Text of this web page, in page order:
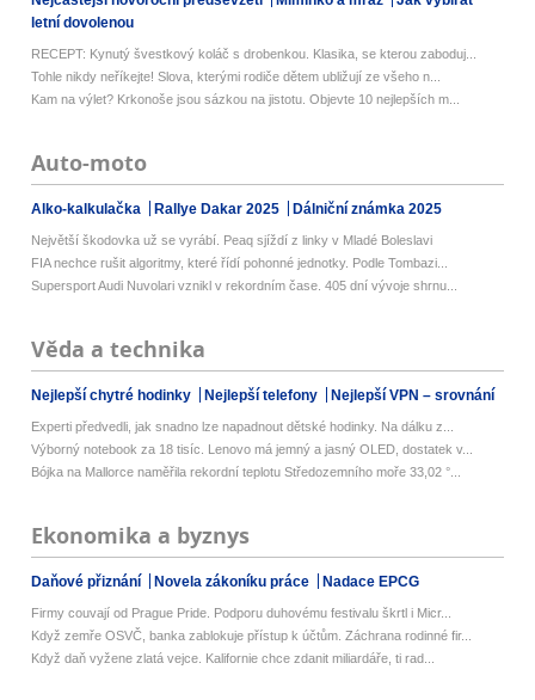
letní dovolenou
RECEPT: Kynutý švestkový koláč s drobenkou. Klasika, se kterou zaboduj...
Tohle nikdy neříkejte! Slova, kterými rodiče dětem ubližují ze všeho n...
Kam na výlet? Krkonoše jsou sázkou na jistotu. Objevte 10 nejlepších m...
Auto-moto
Alko-kalkulačka Rallye Dakar 2025 Dálniční známka 2025
Největší škodovka už se vyrábí. Peaq sjíždí z linky v Mladé Boleslavi
FIA nechce rušit algoritmy, které řídí pohonné jednotky. Podle Tombazi...
Supersport Audi Nuvolari vznikl v rekordním čase. 405 dní vývoje shrnu...
Věda a technika
Nejlepší chytré hodinky Nejlepší telefony Nejlepší VPN – srovnání
Experti předvedli, jak snadno lze napadnout dětské hodinky. Na dálku z...
Výborný notebook za 18 tisíc. Lenovo má jemný a jasný OLED, dostatek v...
Bójka na Mallorce naměřila rekordní teplotu Středozemního moře 33,02 °...
Ekonomika a byznys
Daňové přiznání Novela zákoníku práce Nadace EPCG
Firmy couvají od Prague Pride. Podporu duhovému festivalu škrtl i Micr...
Když zemře OSVČ, banka zablokuje přístup k účtům. Záchrana rodinné fir...
Když daň vyžene zlatá vejce. Kalifornie chce zdanit miliardáře, ti rad...